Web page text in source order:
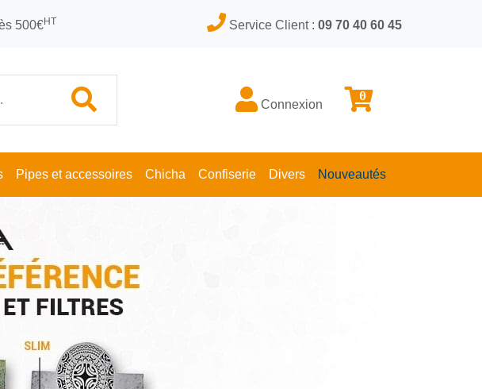
500€HT Service Client : 09 70 40 60 45
Connexion
0
Pipes et accessoires Chicha Confiserie Divers Nouveautés